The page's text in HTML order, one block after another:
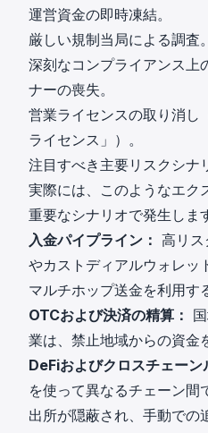
運営資金の即時凍結。
厳しい規制当局による調査。
深刻なコンプライアンス上
ナーの喪失。
営業ライセンスの取り消し
ライセンス」 ）。
注目すべき主要リスクシナ
実際には、このようなエク
重要なシナリオで発生しま
入金パイプライン： 高リ
やカストディアルウォレッ
マルチホップ送金を利用す
OTCおよび決済の精算：
業は、禁止地域からの資金
DeFiおよびクロスチェーン
を使って異なるチェーン間
出所が隠蔽され、手動での